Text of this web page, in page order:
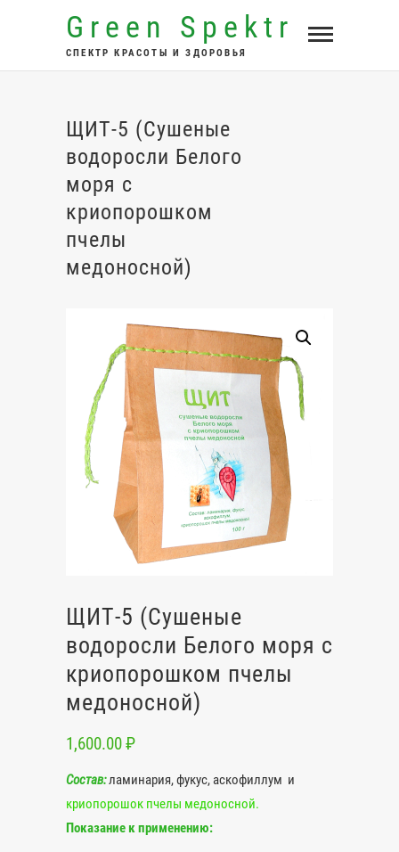
содержимому
Green Spektr
СПЕКТР КРАСОТЫ И ЗДОРОВЬЯ
ЩИТ-5 (Сушеные
водоросли Белого
моря с
криопорошком
пчелы
медоносной)
ЩИТ-5 (Сушеные
водоросли Белого моря с
криопорошком пчелы
медоносной)
1,600.00₽
Состав:ламинария, фукус, аскофиллум и
криопорошок пчелы медоносной.
Показание к применению: